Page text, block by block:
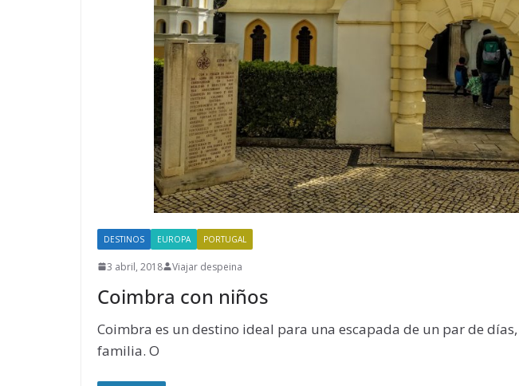
DESTINOS EUROPA PORTUGAL
3 abril, 2018 Viajar despeina
Coimbra con niños
Coimbra es un destino ideal para una escapada de un par de
familia. O